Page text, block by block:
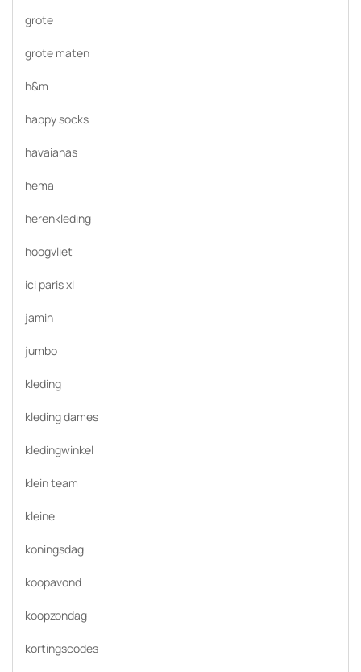
grote
grote maten
h&m
happy socks
havaianas
hema
herenkleding
hoogvliet
ici paris xl
jamin
jumbo
kleding
kleding dames
kledingwinkel
klein team
kleine
koningsdag
koopavond
koopzondag
kortingscodes